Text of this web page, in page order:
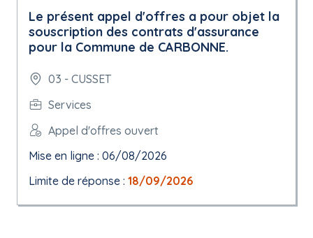
Le présent appel d'offres a pour objet la
souscription des contrats d'assurance
pour la Commune de CARBONNE.
03 - CUSSET
Services
Appel d'offres ouvert
Mise en ligne : 06/08/2026
Limite de réponse : 18/09/2026